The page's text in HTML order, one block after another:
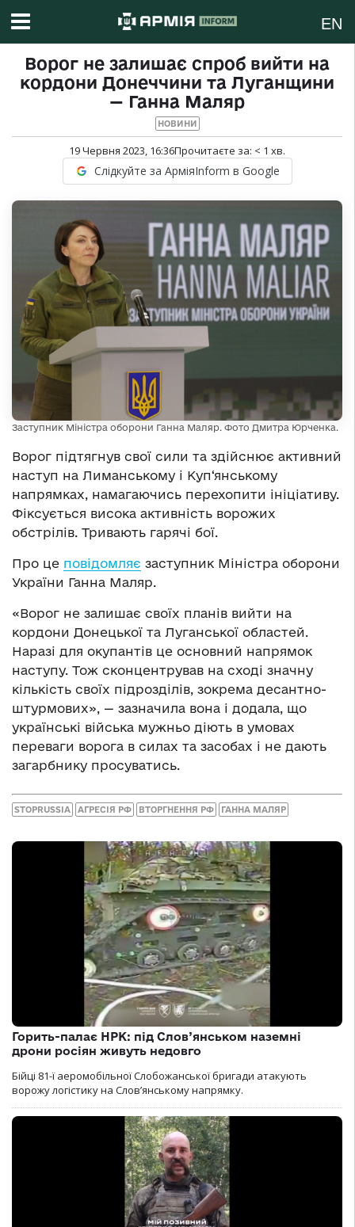
EN
Ворог не залишає спроб вийти на
кордони Донеччини та Луганщини
— Ганна Маляр
НОВИНИ
19 Червня 2023, 16:36Прочитаєте за: < 1 хв.
Слідкуйте за АрміяInform в Google
Заступник Міністра оборони Ганна Маляр. Фото Дмитра Юрченка.
Ворог підтягнув свої сили та здійснює активний
наступ на Лиманському і Куп‘янському
напрямках, намагаючись перехопити ініціативу.
Фіксується висока активність ворожих
обстрілів. Тривають гарячі бої.
Про це повідомляє заступник Міністра оборони
України Ганна Маляр.
«Ворог не залишає своїх планів вийти на
кордони Донецької та Луганської областей.
Наразі для окупантів це основний напрямок
наступу. Тож сконцентрував на сході значну
кількість своїх підрозділів, зокрема десантно-
штурмових», — зазначила вона і додала, що
українські війська мужньо діють в умовах
переваги ворога в силах та засобах і не дають
загарбнику просуватись.
STOPRUSSIA АГРЕСІЯ РФ ВТОРГНЕННЯ РФ ГАННА МАЛЯР
Горить-палає НРК: під Слов’янськом наземні
дрони росіян живуть недовго
Бійці 81-ї аеромобільної Слобожанської бригади атакують
ворожу логістику на Словʼянському напрямку.